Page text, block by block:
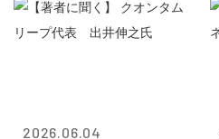
2026.06.04